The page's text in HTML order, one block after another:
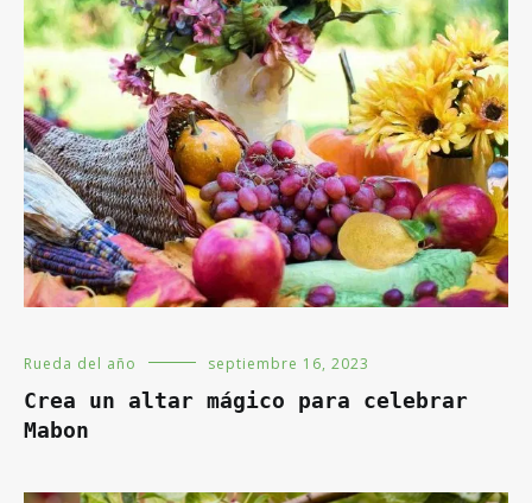
Rueda del año septiembre 16, 2023
Crea un altar mágico para celebrar
Mabon